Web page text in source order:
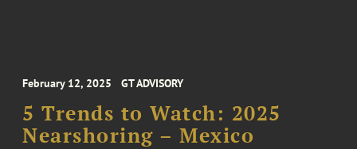
February 12, 2025 GT ADVISORY
5 Trends to Watch: 2025
Nearshoring – Mexico